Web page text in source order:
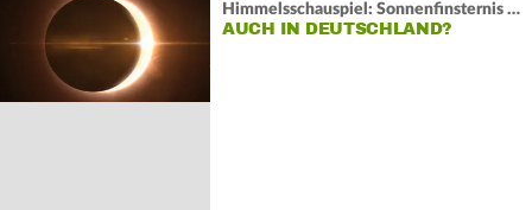
Himmelsschauspiel: Sonnenfinsternis über Spanien
AUCH IN DEUTSCHLAND?